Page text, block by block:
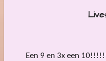
Een 9 en 3x een